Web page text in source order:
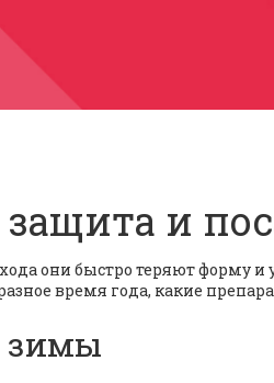
и
они быстро теряют форму и
время года, какие
зимы